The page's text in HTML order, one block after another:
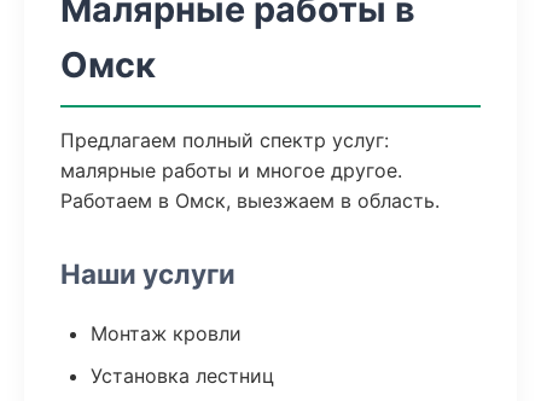
Малярные работы в
Омск
Предлагаем полный спектр услуг:
малярные работы и многое другое.
Работаем в Омск, выезжаем в область.
Наши услуги
Монтаж кровли
Установка лестниц